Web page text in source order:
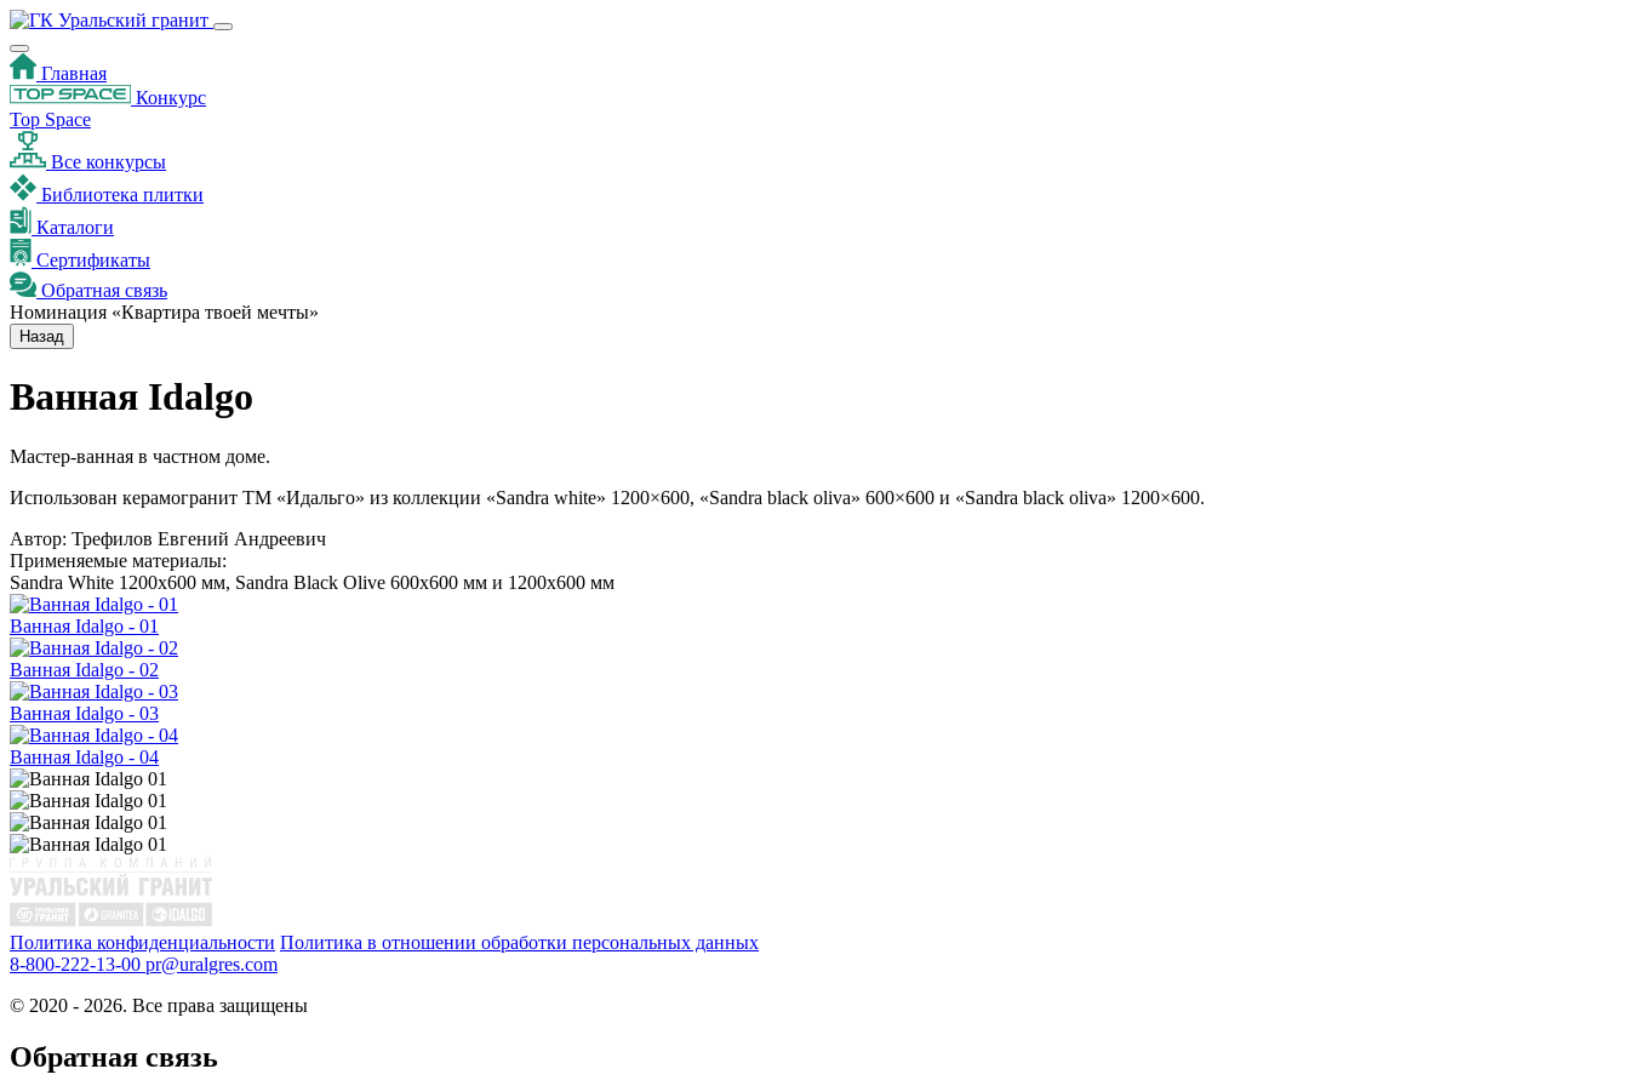
Главная
Конкурс
Top Space
Все конкурсы
Библиотека плитки
Каталоги
Сертификаты
Обратная связь
Номинация «Квартира твоей мечты»
Назад
Ванная Idalgo
Мастер-ванная в частном доме.
Использован керамогранит ТМ «Идальго» из коллекции «Sandra white» 1200×600, «Sandra black oliva» 600×600 и «Sandra black oliva» 1200×600.
Автор: Трефилов Евгений Андреевич
Применяемые материалы:
Sandra White 1200x600 мм, Sandra Black Olive 600x600 мм и 1200x600 мм
Ванная Idalgo - 01
Ванная Idalgo - 02
Ванная Idalgo - 03
Ванная Idalgo - 04
Политика конфиденциальности Политика в отношении обработки персональных данных
8-800-222-13-00 pr@uralgres.com
© 2020 - 2026. Все права защищены
Обратная связь